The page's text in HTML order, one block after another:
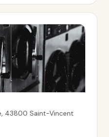
43800 Saint-Vincent